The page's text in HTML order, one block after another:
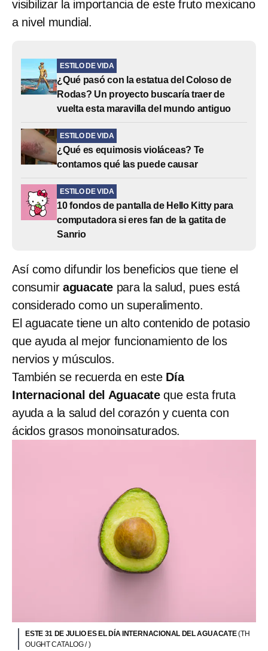
visibilizar la importancia de este fruto mexicano
a nivel mundial.
ESTILO DE VIDA
¿Qué pasó con la estatua del Coloso de
Rodas? Un proyecto buscaría traer de
vuelta esta maravilla del mundo antiguo
ESTILO DE VIDA
¿Qué es equimosis violáceas? Te
contamos qué las puede causar
ESTILO DE VIDA
10 fondos de pantalla de Hello Kitty para
computadora si eres fan de la gatita de
Sanrio
Así como difundir los beneficios que tiene el
consumir aguacate para la salud, pues está
considerado como un superalimento.
El aguacate tiene un alto contenido de potasio
que ayuda al mejor funcionamiento de los
nervios y músculos.
También se recuerda en este Día
Internacional del Aguacateque esta fruta
ayuda a la salud del corazón y cuenta con
ácidos grasos monoinsaturados.
ESTE 31 DE JULIO ES EL DÍA INTERNACIONAL DEL AGUACATE(TH
OUGHT CATALOG / )